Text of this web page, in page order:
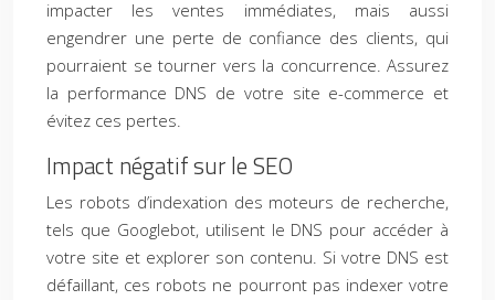
impacter les ventes immédiates, mais aussi
engendrer une perte de confiance des clients, qui
pourraient se tourner vers la concurrence. Assurez
la performance DNS de votre site e-commerce et
évitez ces pertes.
Impact négatif sur le SEO
Les robots d’indexation des moteurs de recherche,
tels que Googlebot, utilisent le DNS pour accéder à
votre site et explorer son contenu. Si votre DNS est
défaillant, ces robots ne pourront pas indexer votre